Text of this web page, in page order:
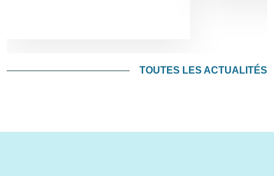
TOUTES LES ACTUALITÉS